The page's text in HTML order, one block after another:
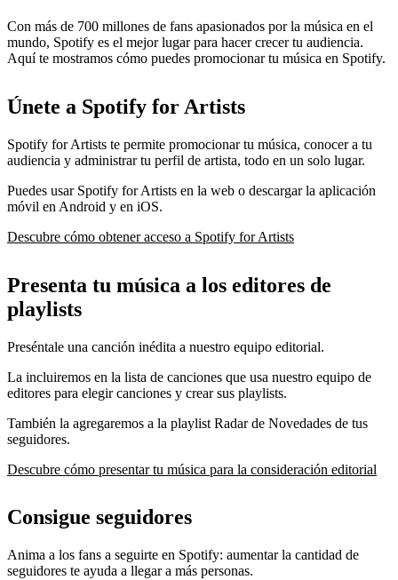
Con más de 700 millones de fans apasionados por la música en el
mundo, Spotify es el mejor lugar para hacer crecer tu audiencia.
Aquí te mostramos cómo puedes promocionar tu música en Spotify.
Únete a Spotify for Artists
Spotify for Artists te permite promocionar tu música, conocer a tu
audiencia y administrar tu perfil de artista, todo en un solo lugar.
Puedes usar Spotify for Artists en la web o descargar la aplicación
móvil en Android y en iOS.
Descubre cómo obtener acceso a Spotify for Artists
Presenta tu música a los editores de
playlists
Preséntale una canción inédita a nuestro equipo editorial.
La incluiremos en la lista de canciones que usa nuestro equipo de
editores para elegir canciones y crear sus playlists.
También la agregaremos a la playlist Radar de Novedades de tus
seguidores.
Descubre cómo presentar tu música para la consideración editorial
Consigue seguidores
Anima a los fans a seguirte en Spotify: aumentar la cantidad de
seguidores te ayuda a llegar a más personas.